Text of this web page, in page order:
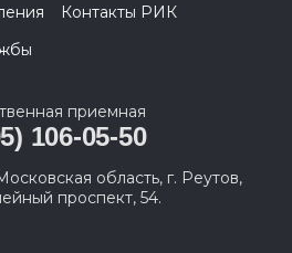
Контакты РИК
приемная
106-05-50
область, г. Реутов,
проспект, 54.